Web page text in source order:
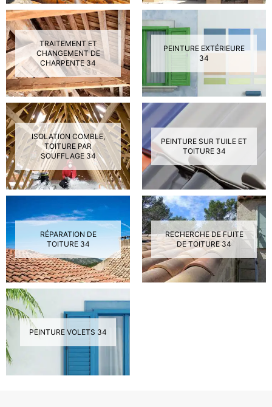
TRAITEMENT ET
CHANGEMENT DE
CHARPENTE 34
PEINTURE EXTÉRIEURE
34
ISOLATION COMBLE,
TOITURE PAR
SOUFFLAGE 34
PEINTURE SUR TUILE ET
TOITURE 34
RÉPARATION DE
TOITURE 34
RECHERCHE DE FUITE
DE TOITURE 34
PEINTURE VOLETS 34